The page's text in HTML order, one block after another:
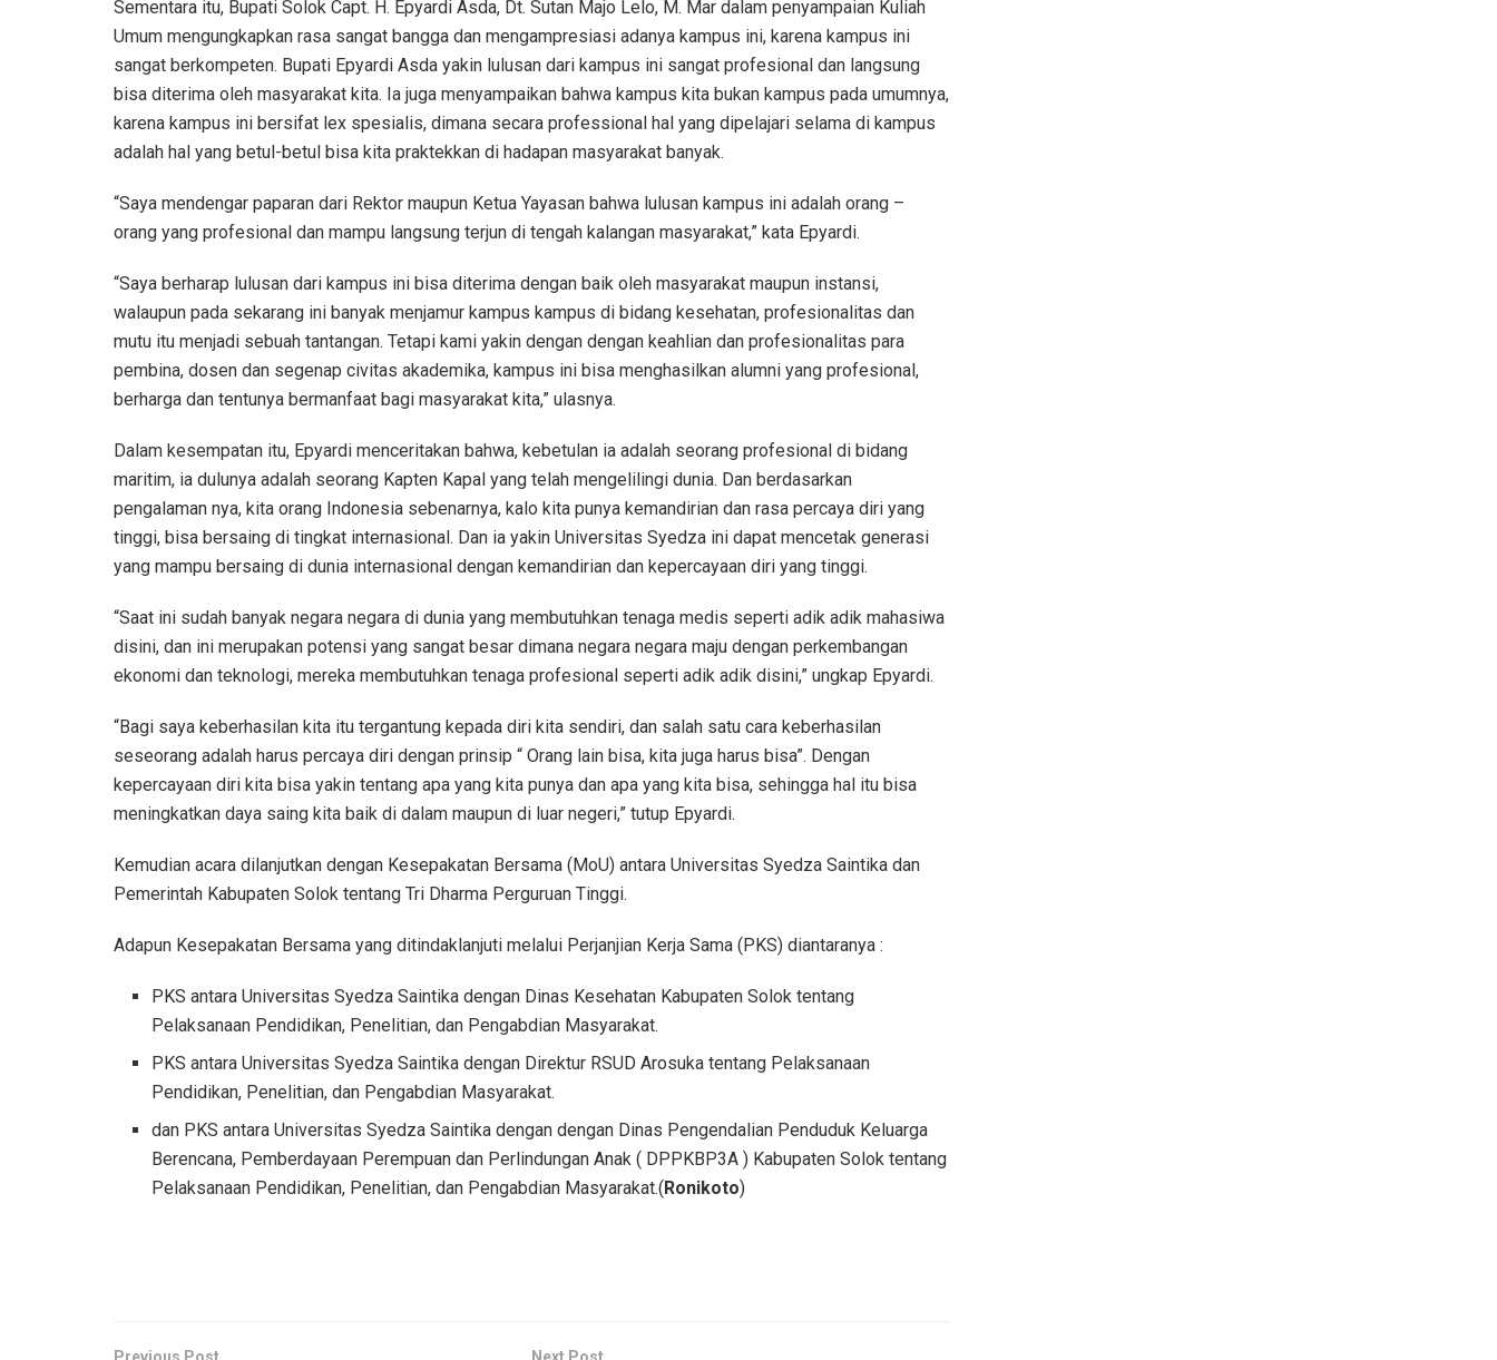
Sementara itu, Bupati Solok Capt. H. Epyardi Asda, Dt. Sutan Majo Lelo, M. Mar dalam penyampaian Kuliah
Umum mengungkapkan rasa sangat bangga dan mengampresiasi adanya kampus ini, karena kampus ini
sangat berkompeten. Bupati Epyardi Asda yakin lulusan dari kampus ini sangat profesional dan langsung
bisa diterima oleh masyarakat kita. Ia juga menyampaikan bahwa kampus kita bukan kampus pada umumnya,
karena kampus ini bersifat lex spesialis, dimana secara professional hal yang dipelajari selama di kampus
adalah hal yang betul-betul bisa kita praktekkan di hadapan masyarakat banyak.
“Saya mendengar paparan dari Rektor maupun Ketua Yayasan bahwa lulusan kampus ini adalah orang –
orang yang profesional dan mampu langsung terjun di tengah kalangan masyarakat,” kata Epyardi.
“Saya berharap lulusan dari kampus ini bisa diterima dengan baik oleh masyarakat maupun instansi,
walaupun pada sekarang ini banyak menjamur kampus kampus di bidang kesehatan, profesionalitas dan
mutu itu menjadi sebuah tantangan. Tetapi kami yakin dengan dengan keahlian dan profesionalitas para
pembina, dosen dan segenap civitas akademika, kampus ini bisa menghasilkan alumni yang profesional,
berharga dan tentunya bermanfaat bagi masyarakat kita,” ulasnya.
Dalam kesempatan itu, Epyardi menceritakan bahwa, kebetulan ia adalah seorang profesional di bidang
maritim, ia dulunya adalah seorang Kapten Kapal yang telah mengelilingi dunia. Dan berdasarkan
pengalaman nya, kita orang Indonesia sebenarnya, kalo kita punya kemandirian dan rasa percaya diri yang
tinggi, bisa bersaing di tingkat internasional. Dan ia yakin Universitas Syedza ini dapat mencetak generasi
yang mampu bersaing di dunia internasional dengan kemandirian dan kepercayaan diri yang tinggi.
“Saat ini sudah banyak negara negara di dunia yang membutuhkan tenaga medis seperti adik adik mahasiwa
disini, dan ini merupakan potensi yang sangat besar dimana negara negara maju dengan perkembangan
ekonomi dan teknologi, mereka membutuhkan tenaga profesional seperti adik adik disini,” ungkap Epyardi.
“Bagi saya keberhasilan kita itu tergantung kepada diri kita sendiri, dan salah satu cara keberhasilan
seseorang adalah harus percaya diri dengan prinsip “ Orang lain bisa, kita juga harus bisa”. Dengan
kepercayaan diri kita bisa yakin tentang apa yang kita punya dan apa yang kita bisa, sehingga hal itu bisa
meningkatkan daya saing kita baik di dalam maupun di luar negeri,” tutup Epyardi.
Kemudian acara dilanjutkan dengan Kesepakatan Bersama (MoU) antara Universitas Syedza Saintika dan
Pemerintah Kabupaten Solok tentang Tri Dharma Perguruan Tinggi.
Adapun Kesepakatan Bersama yang ditindaklanjuti melalui Perjanjian Kerja Sama (PKS) diantaranya :
PKS antara Universitas Syedza Saintika dengan Dinas Kesehatan Kabupaten Solok tentang
Pelaksanaan Pendidikan, Penelitian, dan Pengabdian Masyarakat.
PKS antara Universitas Syedza Saintika dengan Direktur RSUD Arosuka tentang Pelaksanaan
Pendidikan, Penelitian, dan Pengabdian Masyarakat.
dan PKS antara Universitas Syedza Saintika dengan dengan Dinas Pengendalian Penduduk Keluarga
Berencana, Pemberdayaan Perempuan dan Perlindungan Anak ( DPPKBP3A ) Kabupaten Solok tentang
Pelaksanaan Pendidikan, Penelitian, dan Pengabdian Masyarakat.(Ronikoto)
Previous Post Next Post